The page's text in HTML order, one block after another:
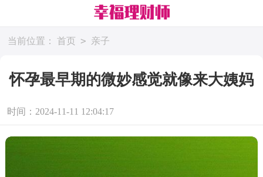
当前位置： 首页 > 亲子
怀孕最早期的微妙感觉就像来大姨妈
时间：2024-11-11 12:04:17